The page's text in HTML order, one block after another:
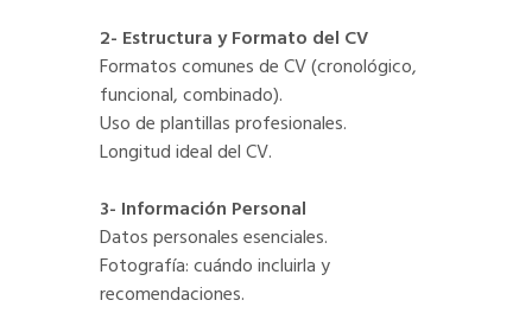
2- Estructura y Formato del CV
Formatos comunes de CV (cronológico,
funcional, combinado).
Uso de plantillas profesionales.
Longitud ideal del CV.
3- Información Personal
Datos personales esenciales.
Fotografía: cuándo incluirla y
recomendaciones.